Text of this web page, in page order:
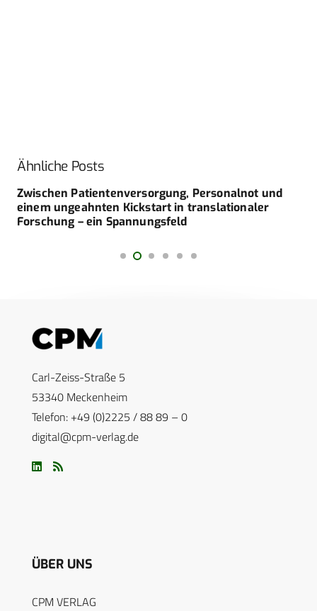
Ähnliche Posts
Zwischen Patientenversorgung, Personalnot und
einem ungeahnten Kickstart in translationaler
Forschung – ein Spannungsfeld
Carl-Zeiss-Straße 5
53340 Meckenheim
Telefon: +49 (0)2225 / 88 89 – 0
digital@cpm-verlag.de
ÜBER UNS
CPM VERLAG